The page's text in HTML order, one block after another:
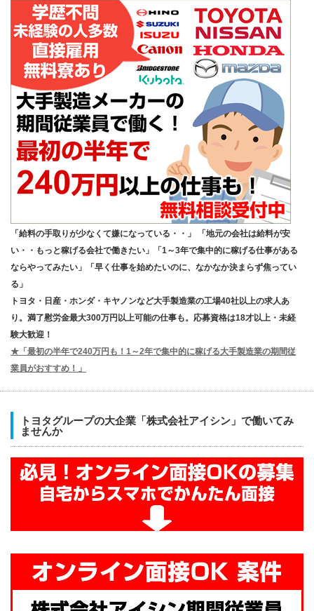
「給料の手取りが少なくて嫌になっている・・」 「地元の会社は給料が安
い・・もっと稼げる会社で働きたい」「1～3年で集中的に稼げる仕事がある
ならやってみたい」「早く仕事を始めたいのに、なかなか決まらず焦ってい
る」
トヨタ・日産・ホンダ・キヤノンなど大手製造業の工場40社以上の求人あ
り。満了慰労金最大300万円以上可能の仕事も。応募資格は18才以上・未経
験大歓迎！
★「最初の半年で240万円も！1～2年で集中的に稼げる大手製造業の期間従
業員がおすすめ！」
トヨタグループの大企業「株式会社アイシン」で働いてみ
ませんか